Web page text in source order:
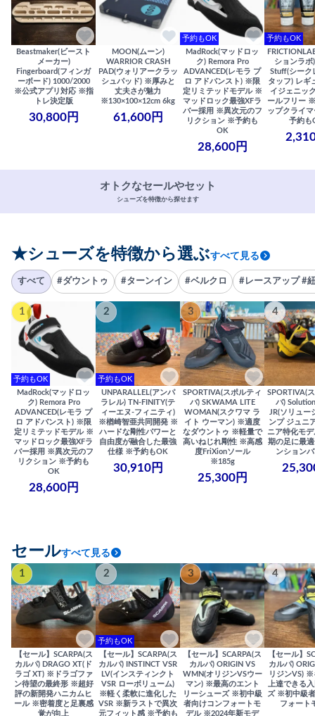
Beastmaker(ビースト
メーカー)
Fingerboard(フィンガ
ーボード) 1000/2000
※公式アプリ対応 ※指
トレ決定版
30,800円
MOON(ムーン)
WARRIOR CRASH
PAD(ウォリアークラッ
シュパッド) ※厚みと
丈夫さが魅力
※130×100×12cm 6kg
61,600円
予約もOK
MadRock(マッドロッ
ク) Remora Pro
ADVANCED(レモラ プ
ロ アドバンスト) ※限
定リミテッドモデル ※
マッドロック最強XFラ
バー採用 ※異次元のフ
リクション ※予約も
OK
28,600円
予約もOK
ションラボ
Stuff(シーク
タッフ) レギ
イジェニッ
ールフリー
ップクライ
予約も
オトクなセールやセット
シューズを特徴から探せます
★シューズを特徴から選ぶすべて見る
すべて #ダウントゥ #ターンイン #ベルクロ #レースアップ #
1
予約もOK
MadRock(マッドロッ
ク) Remora Pro
ADVANCED(レモラ プ
ロ アドバンスト) ※限
定リミテッドモデル ※
マッドロック最強XFラ
バー採用 ※異次元のフ
リクション ※予約も
OK
28,600円
2
予約もOK
UNPARALLEL(アンパ
ラレル) TN-FINITY(テ
ィーエヌ-フィニティ)
※楢崎智亜共同開発 ※
ハードな剛性パワーと
自由度が融合した最強
仕様 ※予約もOK
30,910円
3
SPORTIVA(スポルティ
バ) SKWAMA LITE
WOMAN(スクワマ ラ
イト ウーマン) ※適度
なダウントゥ ※軽量で
高いねじれ剛性 ※高感
度FriXionソール
※185g
25,300円
4
SPORTIVA(
バ)
JR(ソリュー
ンプ ジュニ
ニア特化モ
期の足に最
ンション
セールすべて見る
1
【セール】SCARPA(ス
カルパ) DRAGO XT(ド
ラゴ XT) ※ドラゴファ
ン待望の最終形 ※超好
評の新開発ハニカムヒ
ール ※密着度と足裏感
覚が向上
2
予約もOK
【セール】SCARPA(ス
カルパ) INSTINCT VSR
LV(インスティンクト
VSR ローボリューム)
※軽く柔軟に進化した
VSR ※新ラストで異次
元フィット感 ※予約も
3
【セール】SCARPA(ス
カルパ) ORIGIN VS
WMN(オリジンVSウー
マン) ※最高のエント
リーシューズ ※初中級
者向けコンフォートモ
デル ※2024年新モデ
4
【セール】
カルパ)
リジンVS) ※
上達できる
ズ ※初中級
フォート